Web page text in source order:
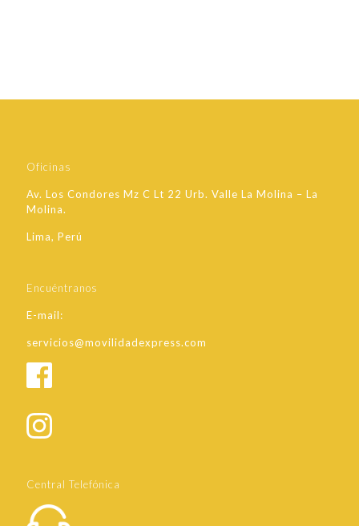
Oficinas
Av. Los Condores Mz C Lt 22 Urb. Valle La Molina – La
Molina.
Lima, Perú
Encuéntranos
E-mail:
servicios@movilidadexpress.com
Central Telefónica